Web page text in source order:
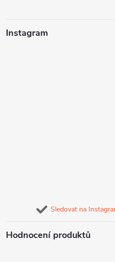
Instagram
Sledovat na
Hodnocení produktů